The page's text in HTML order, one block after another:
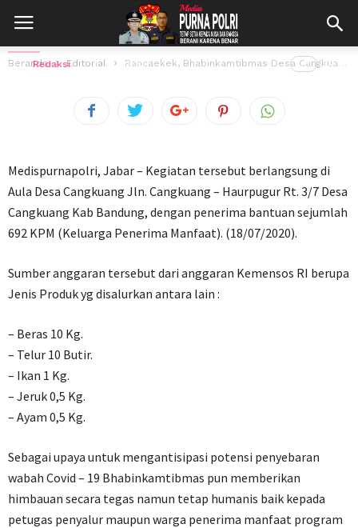
Beranda Editorial Rancaekek, Bhabinkamtibmas Desa Cangkuang AIPTU UUS RUSMANA Pantau Penyaluran BPNT
Cangkuang AIPTU UUS RUSMANA Pantau
Penyaluran BPNT
Oleh Redaksi 18 Juli 2020 191 views
Medispurnapolri, Jabar – Kegiatan tersebut berlangsung di
Aula Desa Cangkuang Jln. Cangkuang – Haurpugur Rt. 3/7 Desa
Cangkuang Kab Bandung, dengan penerima bantuan sejumlah
692 KPM (Keluarga Penerima Manfaat). (18/07/2020).
Sumber anggaran tersebut dari anggaran Kemensos RI berupa
Jenis Produk yg disalurkan antara lain :
– Beras 10 Kg.
– Telur 10 Butir.
– Ikan 1 Kg.
– Jeruk 0,5 Kg.
– Ayam 0,5 Kg.
Sebagai upaya untuk mengantisipasi potensi penyebaran
wabah Covid – 19 Bhabinkamtibmas pun memberikan
himbauan secara tegas namun tetap humanis baik kepada
petugas penyalur maupun warga penerima manfaat program